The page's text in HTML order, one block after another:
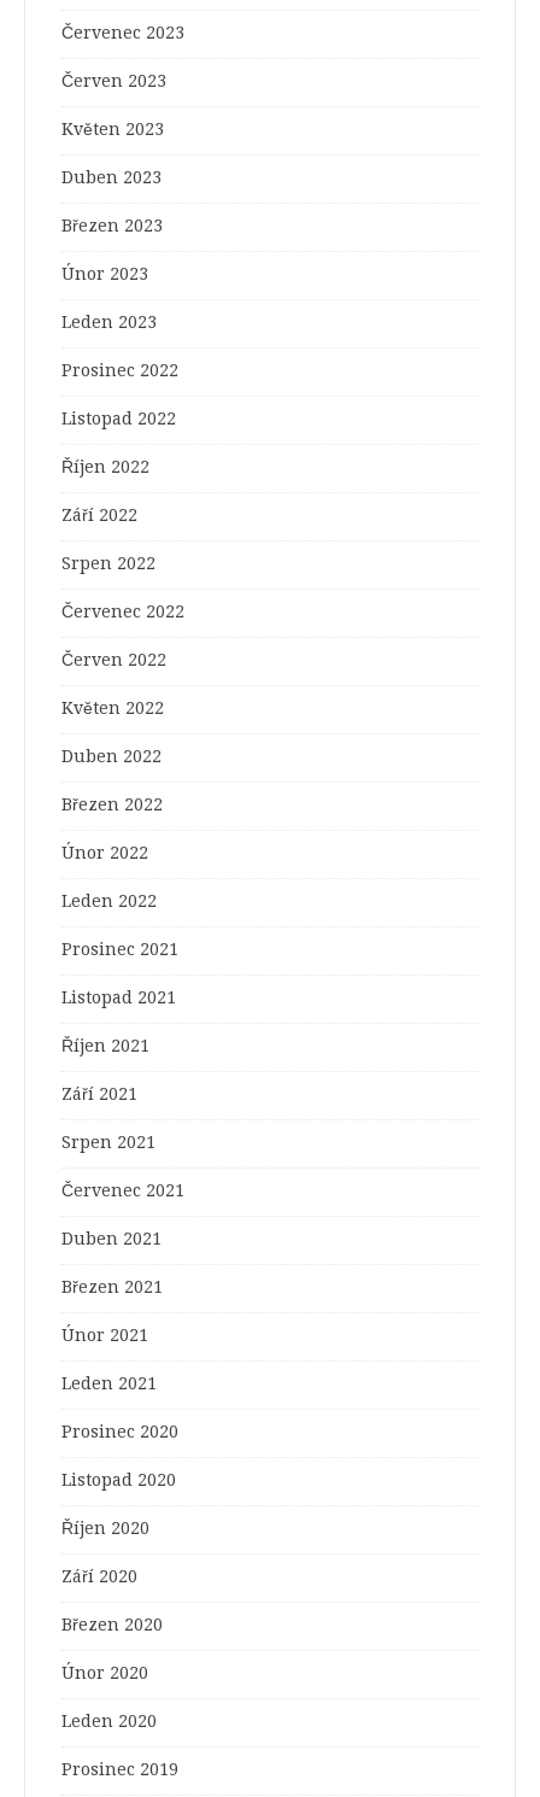
Červenec 2023
Červen 2023
Květen 2023
Duben 2023
Březen 2023
Únor 2023
Leden 2023
Prosinec 2022
Listopad 2022
Říjen 2022
Září 2022
Srpen 2022
Červenec 2022
Červen 2022
Květen 2022
Duben 2022
Březen 2022
Únor 2022
Leden 2022
Prosinec 2021
Listopad 2021
Říjen 2021
Září 2021
Srpen 2021
Červenec 2021
Duben 2021
Březen 2021
Únor 2021
Leden 2021
Prosinec 2020
Listopad 2020
Říjen 2020
Září 2020
Březen 2020
Únor 2020
Leden 2020
Prosinec 2019